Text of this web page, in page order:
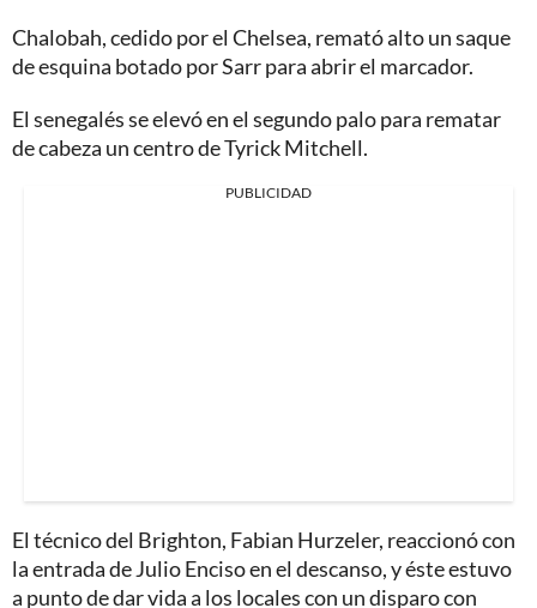
Chalobah, cedido por el Chelsea, remató alto un saque
de esquina botado por Sarr para abrir el marcador.
El senegalés se elevó en el segundo palo para rematar
de cabeza un centro de Tyrick Mitchell.
PUBLICIDAD
El técnico del Brighton, Fabian Hurzeler, reaccionó con
la entrada de Julio Enciso en el descanso, y éste estuvo
a punto de dar vida a los locales con un disparo con